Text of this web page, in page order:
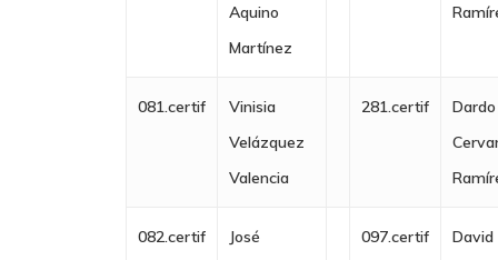
Aquino
Martínez
081.certif
Vinisia
Velázquez
Valencia
281.certif
Dardo
082.certif
José
097.certif
David